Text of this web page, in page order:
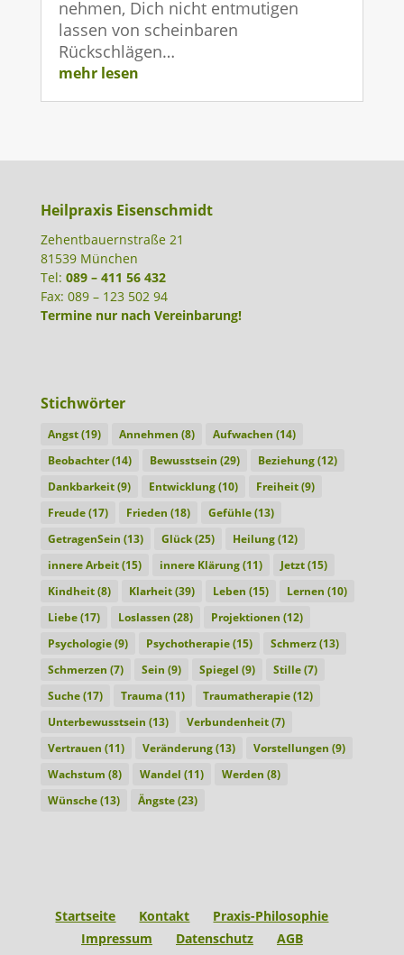
nehmen, Dich nicht entmutigen
lassen von scheinbaren
Rückschlägen…
mehr lesen
Heilpraxis Eisenschmidt
Zehentbauernstraße 21
81539 München
Tel: 089 – 411 56 432
Fax: 089 – 123 502 94
Termine nur nach Vereinbarung!
Stichwörter
Angst(19) Annehmen (8) Aufwachen (14)
Beobachter(14) Bewusstsein (29) Beziehung(12)
Dankbarkeit(9) Entwicklung(10) Freiheit(9)
Freude(17) Frieden (18) Gefühle(13)
GetragenSein (13) Glück(25) Heilung(12)
innere Arbeit(15) innere Klärung(11) Jetzt(15)
Kindheit(8) Klarheit(39) Leben (15) Lernen (10)
Liebe(17) Loslassen (28) Projektionen (12)
Psychologie(9) Psychotherapie(15) Schmerz(13)
Schmerzen (7) Sein (9) Spiegel (9) Stille(7)
Suche(17) Trauma(11) Traumatherapie(12)
Unterbewusstsein (13) Verbundenheit(7)
Vertrauen (11) Veränderung(13) Vorstellungen (9)
Wachstum (8) Wandel (11) Werden (8)
Wünsche(13) Ängste(23)
Startseite Kontakt
Praxis-Philosophie
Impressum
Datenschutz
AGB